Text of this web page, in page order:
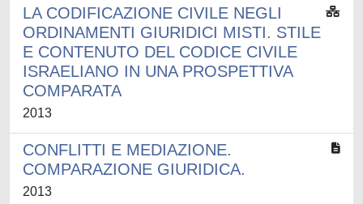
LA CODIFICAZIONE CIVILE NEGLI
ORDINAMENTI GIURIDICI MISTI. STILE
E CONTENUTO DEL CODICE CIVILE
ISRAELIANO IN UNA PROSPETTIVA
COMPARATA
2013
CONFLITTI E MEDIAZIONE.
COMPARAZIONE GIURIDICA.
2013